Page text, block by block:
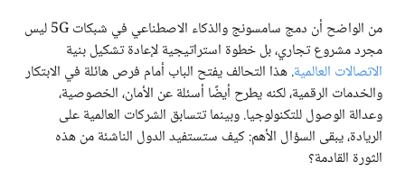
من الواضح أن دمج سامسونج والذكاء الاصطناعي في شبكات 5G ليس
مجرد مشروع تجاري، بل خطوة استراتيجية لإعادة تشكيل بنية
الاتصالات العالمية. هذا التحالف يفتح الباب أمام فرص هائلة في الابتكار
والخدمات الرقمية، لكنه يطرح أيضًا أسئلة عن الأمان، الخصوصية،
وعدالة الوصول للتكنولوجيا. وبينما تتسابق الشركات العالمية على
الريادة، يبقى السؤال الأهم: كيف ستستفيد الدول الناشئة من هذه
الثورة القادمة؟